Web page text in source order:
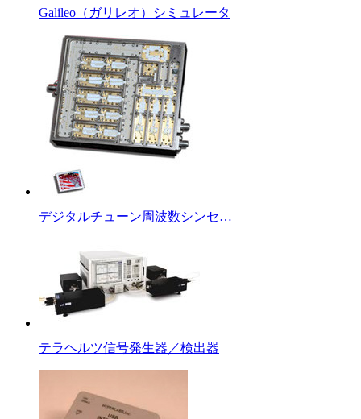
Galileo（ガリレオ）シミュレータ
デジタルチューン周波数シンセ…
テラヘルツ信号発生器／検出器